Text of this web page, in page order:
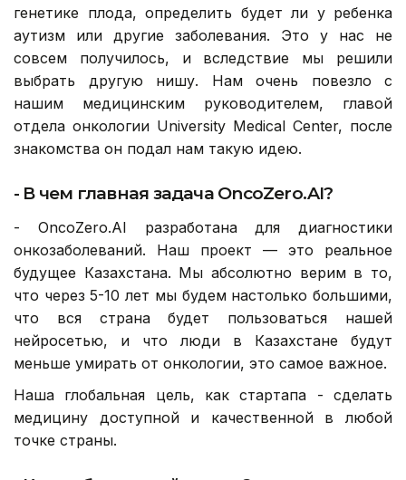
генетике плода, определить будет ли у ребенка
аутизм или другие заболевания. Это у нас не
совсем получилось, и вследствие мы решили
выбрать другую нишу. Нам очень повезло с
нашим медицинским руководителем, главой
отдела онкологии University Medical Center, после
знакомства он подал нам такую идею.
- В чем главная задача OncoZero.AI?
- OncoZero.AI разработана для диагностики
онкозаболеваний. Наш проект — это реальное
будущее Казахстана. Мы абсолютно верим в то,
что через 5-10 лет мы будем настолько большими,
что вся страна будет пользоваться нашей
нейросетью, и что люди в Казахстане будут
меньше умирать от онкологии, это самое важное.
Наша глобальная цель, как стартапа - сделать
медицину доступной и качественной в любой
точке страны.